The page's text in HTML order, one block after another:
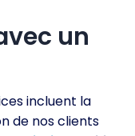
un
incluent la
de nos clients